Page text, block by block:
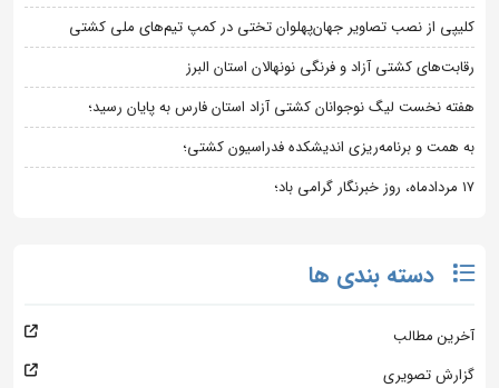
کلیپی از نصب تصاویر جهان‌پهلوان تختی در کمپ تیم‌های ملی کشتی
رقابت‌های کشتی آزاد و فرنگی نونهالان استان البرز
هفته نخست لیگ نوجوانان کشتی آزاد استان فارس به پایان رسید؛
به همت و برنامه‌ریزی اندیشکده فدراسیون کشتی؛
۱۷ مردادماه، روز خبرنگار گرامی باد؛
دسته بندی ها
آخرین مطالب
گزارش تصویری